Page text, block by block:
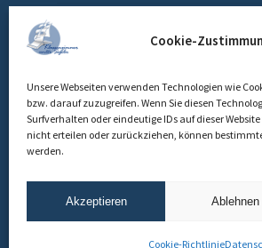
Cookie-
Unsere Webseiten verwenden Technologien wie
bzw. darauf zuzugreifen. Wenn Sie diesen
Surfverhalten oder eindeutige IDs auf dieser
nicht erteilen oder zurückziehen, können
werden.
Akzeptieren Ablehnen
Cookie-Richtlinie
Einlaufen